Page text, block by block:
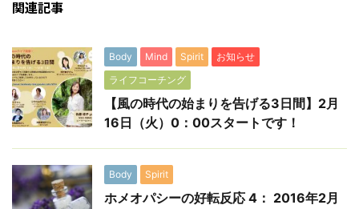
関連記事
Body Mind Spirit
お知らせ
ライフコーチング
【風の時代の始まりを告げる3日間】2月
16日（火）0：00スタートです！
Body Spirit
ホメオパシーの好転反応 4： 2016年2月